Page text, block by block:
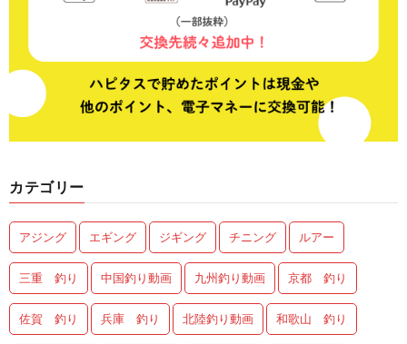
カテゴリー
アジング エギング ジギング チニング ルアー
三重 釣り 中国釣り動画 九州釣り動画 京都 釣り
佐賀 釣り 兵庫 釣り 北陸釣り動画 和歌山 釣り